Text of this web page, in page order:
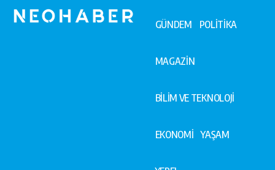
GÜNDEM POLİTİKA
MAGAZİN
BİLİM VE TEKNOLOJİ
EKONOMİ YAŞAM